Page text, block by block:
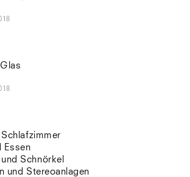
Schlafzimmer
Essen
Schnörkel
und Stereoanlagen